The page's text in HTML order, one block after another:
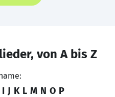
von A bis Z
I J K L M N O P